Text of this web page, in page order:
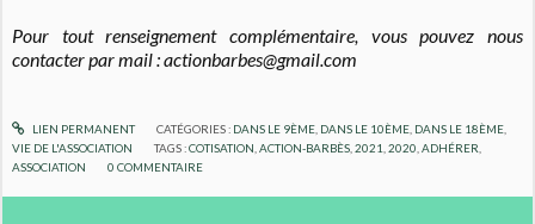
Pour tout renseignement complémentaire, vous pouvez nous
contacter par mail : actionbarbes@gmail.com
LIEN PERMANENT CATÉGORIES : DANS LE 9ÈME, DANS LE 10ÈME, DANS LE 18ÈME,
VIE DE L'ASSOCIATION
TAGS :COTISATION ,ACTION-BARBÈS ,2021 ,2020 ,ADHÉRER
ASSOCIATION
0 COMMENTAIRE